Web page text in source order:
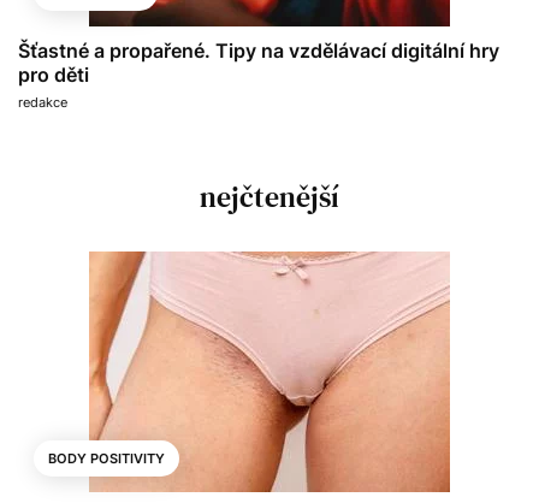
Šťastné a propařené. Tipy na vzdělávací digitální hry
pro děti
redakce
nejčtenější
BODY POSITIVITY